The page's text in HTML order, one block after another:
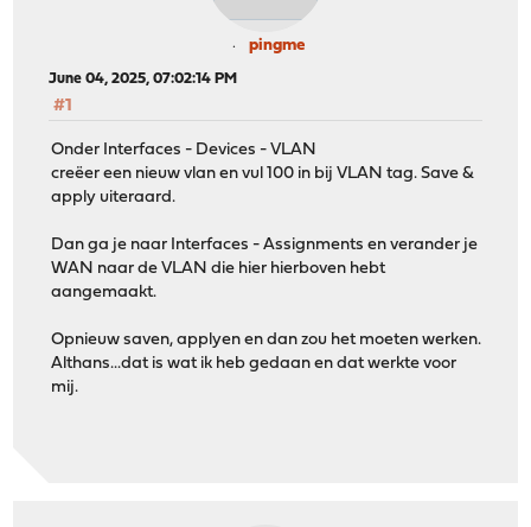
pingme
June 04, 2025, 07:02:14 PM
#1
Onder Interfaces - Devices - VLAN
creëer een nieuw vlan en vul 100 in bij VLAN tag. Save &
apply uiteraard.
Dan ga je naar Interfaces - Assignments en verander je
WAN naar de VLAN die hier hierboven hebt
aangemaakt.
Opnieuw saven, applyen en dan zou het moeten werken.
Althans...dat is wat ik heb gedaan en dat werkte voor
mij.